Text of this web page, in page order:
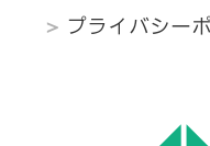
プライバシー